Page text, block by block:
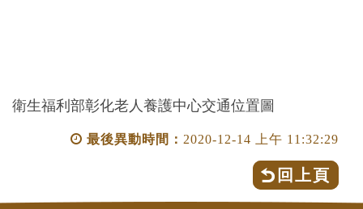
衛生福利部彰化老人養護中心交通位置圖
最後異動時間： 2020-12-14 上午 11:32:29
回上頁